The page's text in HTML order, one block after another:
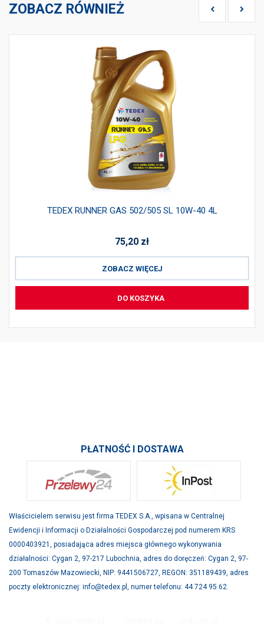
ZOBACZ RÓWNIEŻ
TEDEX RUNNER GAS 502/505 SL 10W-40 4L
75,20 zł
ZOBACZ WIĘCEJ
DO KOSZYKA
PŁATNOŚĆ I DOSTAWA
Właścicielem serwisu jest firma TEDEX S.A., wpisana w Centralnej
Ewidencji i Informacji o Działalności Gospodarczej pod numerem KRS
0000403921, posiadająca adres miejsca głównego wykonywania
działalności: Cygan 2, 97-217 Lubochnia, adres do doręczeń: Cygan 2, 97-
200 Tomaszów Mazowiecki, NIP: 9441506727, REGON: 351189439, adres
poczty elektronicznej: info@tedex.pl, numer telefonu: 44 724 95 62.